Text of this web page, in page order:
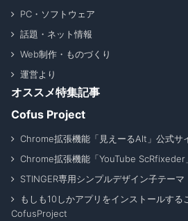
PC・ソフトウェア
話題・ネット情報
Web制作・ものづくり
運営より
オススメ特集記事
Cofus Project
Chrome拡張機能「見えーるAlt」公式サ
Chrome拡張機能「YouTube ScRfixeder
STINGER専用シンプルデザイン子テーマ
もしも10しかアプリをインストールする
CofusProject